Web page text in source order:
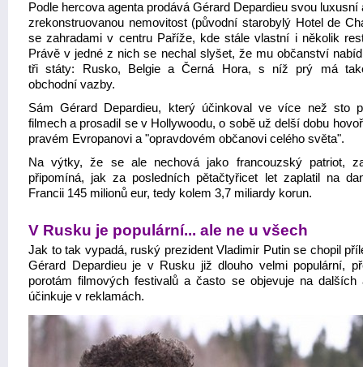
Podle hercova agenta prodává Gérard Depardieu svou luxusní
zrekonstruovanou nemovitost (původní starobylý Hotel de
se zahradami v centru Paříže, kde stále vlastní i několik
Právě v jedné z nich se nechal slyšet, že mu občanství
tři státy: Rusko, Belgie a Černá Hora, s níž prý má
obchodní vazby.
Sám Gérard Depardieu, který účinkoval ve více než sto
filmech a prosadil se v Hollywoodu, o sobě už delší dobu
pravém Evropanovi a "opravdovém občanovi celého světa".
Na výtky, že se ale nechová jako francouzský patriot,
připomíná, jak za posledních pětačtyřicet let zaplatil na
Francii 145 milionů eur, tedy kolem 3,7 miliardy korun.
V Rusku je populární... ale ne u všech
Jak to tak vypadá, ruský prezident Vladimir Putin se chopil
Gérard Depardieu je v Rusku již dlouho velmi populární,
porotám filmových festivalů a často se objevuje na dalších
účinkuje v reklamách.